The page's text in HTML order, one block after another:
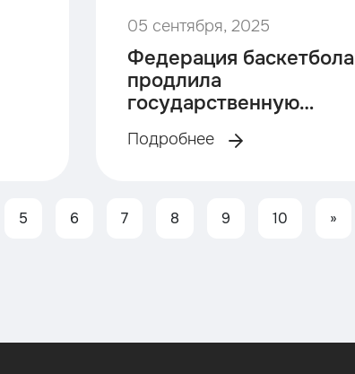
05 сентября, 2025
Федерация баскетбола
продлила
государственную
аккредитацию.
Подробнее
5 6 7 8 9 10 »